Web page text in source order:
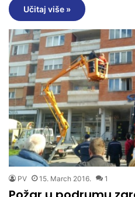
Učitaj više »
PV 15. March 2016. 1